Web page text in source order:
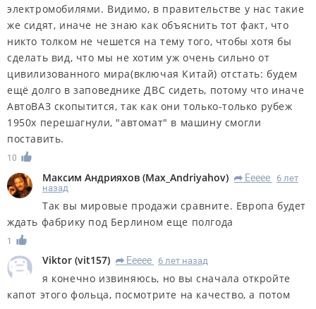
электромобилями. Видимо, в правительстве у нас такие
же сидят, иначе не знаю как объяснить тот факт, что
никто толком не чешется на тему того, чтобы хотя бы
сделать вид, что мы не хотим уж очень сильно от
цивилизованного мира(включая Китай) отстать: будем
ещё долго в заповеднике ДВС сидеть, потому что иначе
АвтоВАЗ скопытится, так как они только-только рубеж
1950х перешагнули, "автомат" в машину смогли
поставить.
10
Максим Андрияхов (Max_Andriyahov) R Eeeee
6 лет
назад
Так вы мировые продажи сравните. Европа будет
ждать фабрику под Берлином еще полгода
1
Viktor (vit157) R Eeeee 6 лет назад
я конечно извиняюсь, но вы сначала откройте
капот этого фольца, посмотрите на качество, а потом